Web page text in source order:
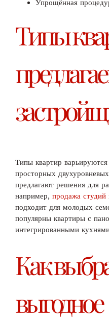
Упрощённая
Типы
Типы квартир
просторных
предлагают решения для
например, продажа студий
подходит для молодых
популярны квартиры с
интегрированными
Как
выгодное